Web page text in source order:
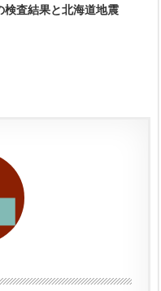
査結果と北海道地震